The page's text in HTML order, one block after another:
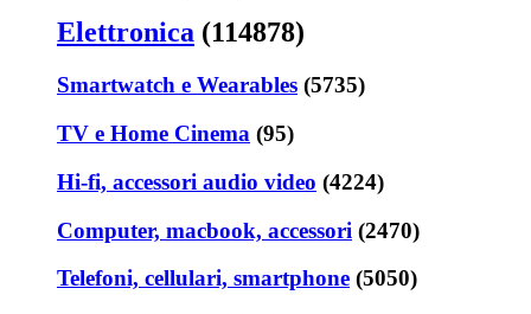
Elettronica (114878)
Smartwatch e Wearables (5735)
TV e Home Cinema (95)
Hi-fi, accessori audio video (4224)
Computer, macbook, accessori (2470)
Telefoni, cellulari, smartphone (5050)